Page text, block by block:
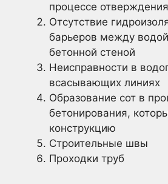
процессе
Отсутствие
барьеров между
бетонной стеной
Неисправности в
всасывающих линиях
Образование сот в
бетонирования,
конструкцию
Строительные швы
Проходки труб